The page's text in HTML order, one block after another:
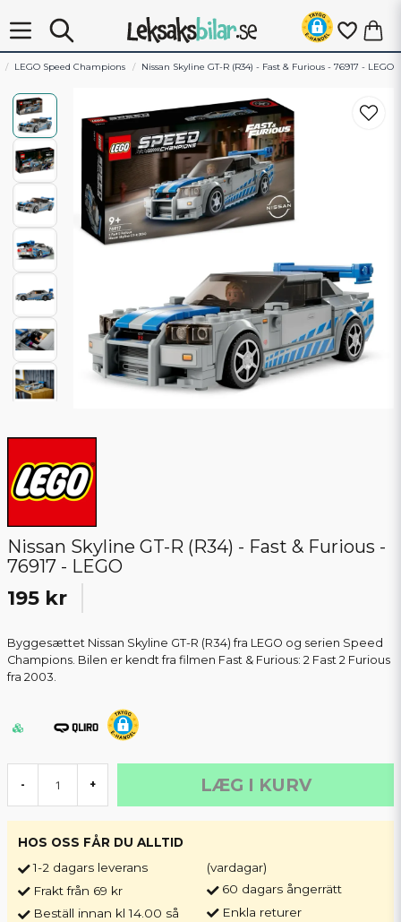
LEGO Speed Champions Nissan Skyline GT-R (R34) - Fast & Furious - 76917 - LEGO
Nissan Skyline GT-R (R34) - Fast & Furious -
76917 - LEGO
195 kr
Byggesættet Nissan Skyline GT-R (R34) fra LEGO og serien Speed
Champions. Bilen er kendt fra filmen Fast & Furious: 2 Fast 2 Furious
fra 2003.
- + LÆG I KURV
HOS OSS FÅR DU ALLTID
1-2 dagars leverans
Frakt från 69 kr
Beställ innan kl 14.00 så
(vardagar)
60 dagars ångerrätt
Enkla returer